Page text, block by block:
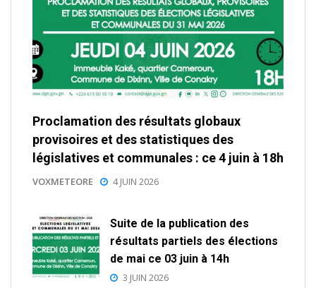
Proclamation des résultats globaux
provisoires et des statistiques des
législatives et communales : ce 4 juin à 18h
VOXMETEORE 4 JUIN 2026
Suite de la publication des
résultats partiels des élections
de mai ce 03 juin à 14h
3 JUIN 2026